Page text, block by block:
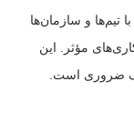
تیم‌ها و سازمان‌ها
مؤثر. این
ضروری است.